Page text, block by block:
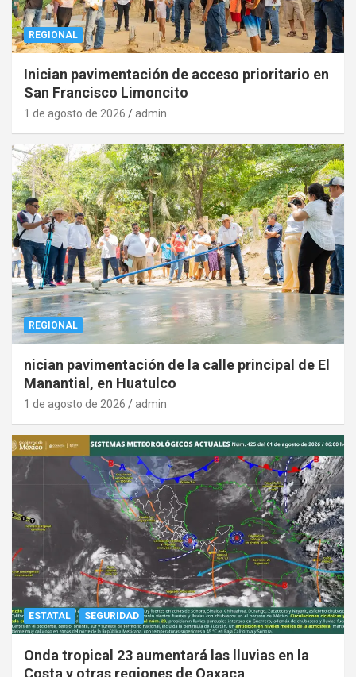
REGIONAL
Inician pavimentación de acceso prioritario en
San Francisco Limoncito
1 de agosto de 2026 admin
REGIONAL
nician pavimentación de la calle principal de El
Manantial, en Huatulco
1 de agosto de 2026 admin
ESTATAL SEGURIDAD
Onda tropical 23 aumentará las lluvias en la
Costa y otras regiones de Oaxaca